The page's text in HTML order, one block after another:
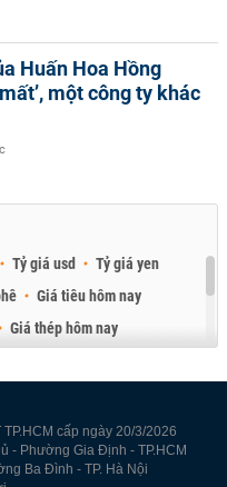
Huấn Hoa Hồng
một công ty khác
Tỷ giá usd
Tỷ giá yen
Giá tiêu hôm nay
Giá thép hôm nay
cấp ngày 20/3/2026
- Phường Gia Định - TP.HCM
Ba Đình - TP. Hà Nội